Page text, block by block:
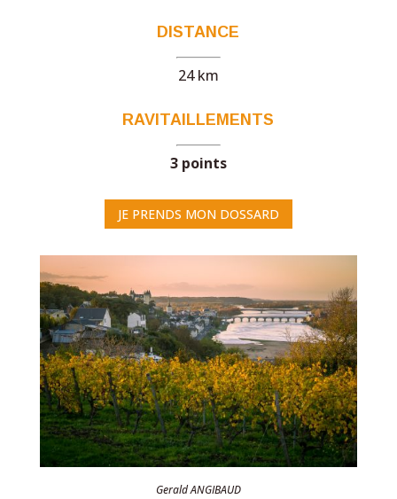
DISTANCE
24 km
RAVITAILLEMENTS
3 points
JE PRENDS MON DOSSARD
Gerald ANGIBAUD